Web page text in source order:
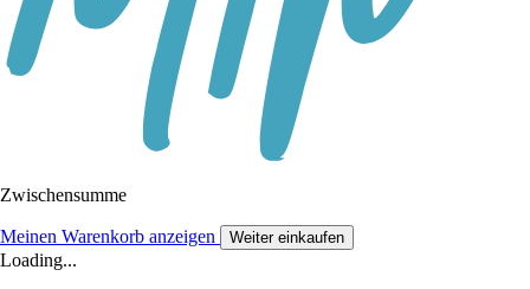
Zwischensumme
Meinen Warenkorb anzeigen Weiter einkaufen
Loading...